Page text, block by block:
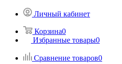
Личный кабинет
Корзина0
Избранные товары0
Сравнение товаров0